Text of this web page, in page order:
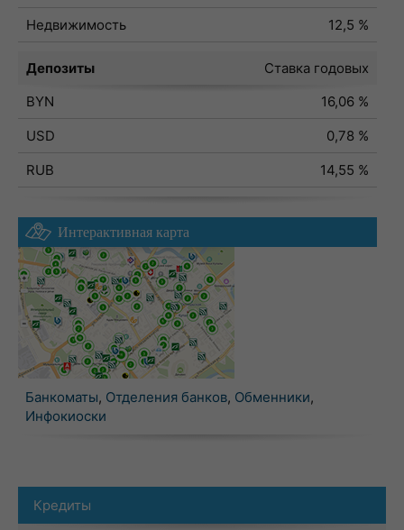
Недвижимость
12,5 %
Депозиты
Ставка годовых
BYN
16,06 %
USD
0,78 %
RUB
14,55 %
Интерактивная карта
Банкоматы, Отделения банков, Обменники,
Инфокиоски
Кредиты